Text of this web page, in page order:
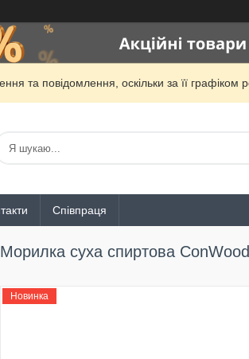
та повідомлення, оскільки за її
Співпраця
Морилка суха спиртова
Новинка